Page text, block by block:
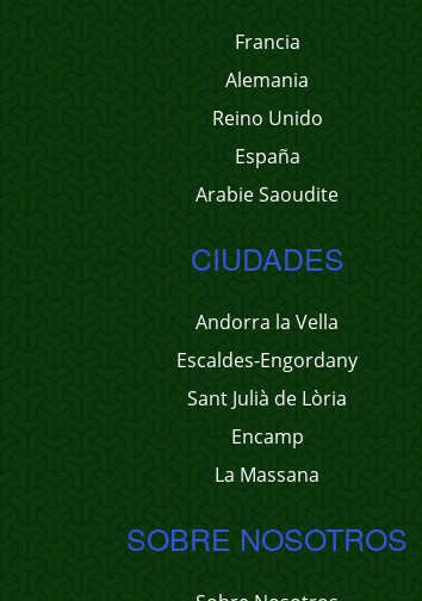
Francia
Alemania
Reino Unido
España
Arabie Saoudite
CIUDADES
Andorra la Vella
Escaldes-Engordany
Sant Julià de Lòria
Encamp
La Massana
SOBRE NOSOTROS